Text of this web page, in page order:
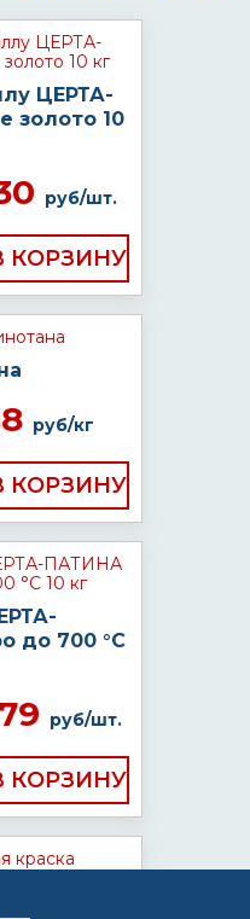
ЦЕРТА-
золото 10
руб/шт.
руб/кг
до 700 °C
руб/шт.